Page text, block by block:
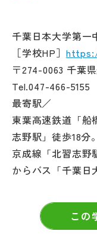
千葉日本大学第一
［学校HP］
〒274-0063 千葉
Tel.047-466-5155
最寄駅／
東葉高速鉄道「船
志野駅」徒歩18分。
京成線「北習志野
からバス「千葉日
この